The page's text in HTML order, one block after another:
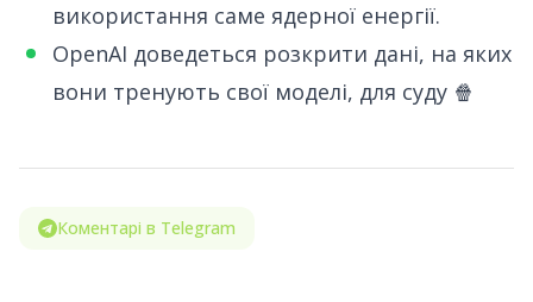
використання саме ядерної енергії.
OpenAI доведеться розкрити дані, на яких
вони тренують свої моделі, для суду 🍿
Коментарі в Telegram